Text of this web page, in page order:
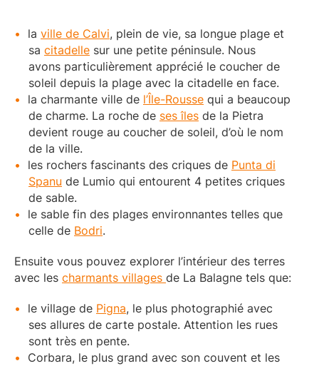
la ville de Calvi, plein de vie, sa longue plage et
sa citadelle sur une petite péninsule. Nous
avons particulièrement apprécié le coucher de
soleil depuis la plage avec la citadelle en face.
la charmante ville de l’Île-Rousse qui a beaucoup
de charme. La roche de ses îles de la Pietra
devient rouge au coucher de soleil, d’où le nom
de la ville.
les rochers fascinants des criques de Punta di
Spanu de Lumio qui entourent 4 petites criques
de sable.
le sable fin des plages environnantes telles que
celle de Bodri.
Ensuite vous pouvez explorer l’intérieur des terres
avec les charmants villages de La Balagne tels que:
le village de Pigna, le plus photographié avec
ses allures de carte postale. Attention les rues
sont très en pente.
Corbara, le plus grand avec son couvent et les